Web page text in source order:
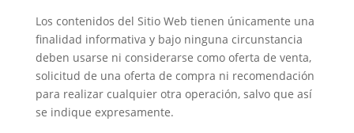
Los contenidos del Sitio Web tienen únicamente una
finalidad informativa y bajo ninguna circunstancia
deben usarse ni considerarse como oferta de venta,
solicitud de una oferta de compra ni recomendación
para realizar cualquier otra operación, salvo que así
se indique expresamente.